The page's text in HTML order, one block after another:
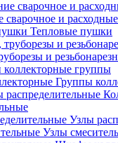
сварочное и
Тепловые пушки
и
коллекторные группы
Группы
Узлы
Узлы